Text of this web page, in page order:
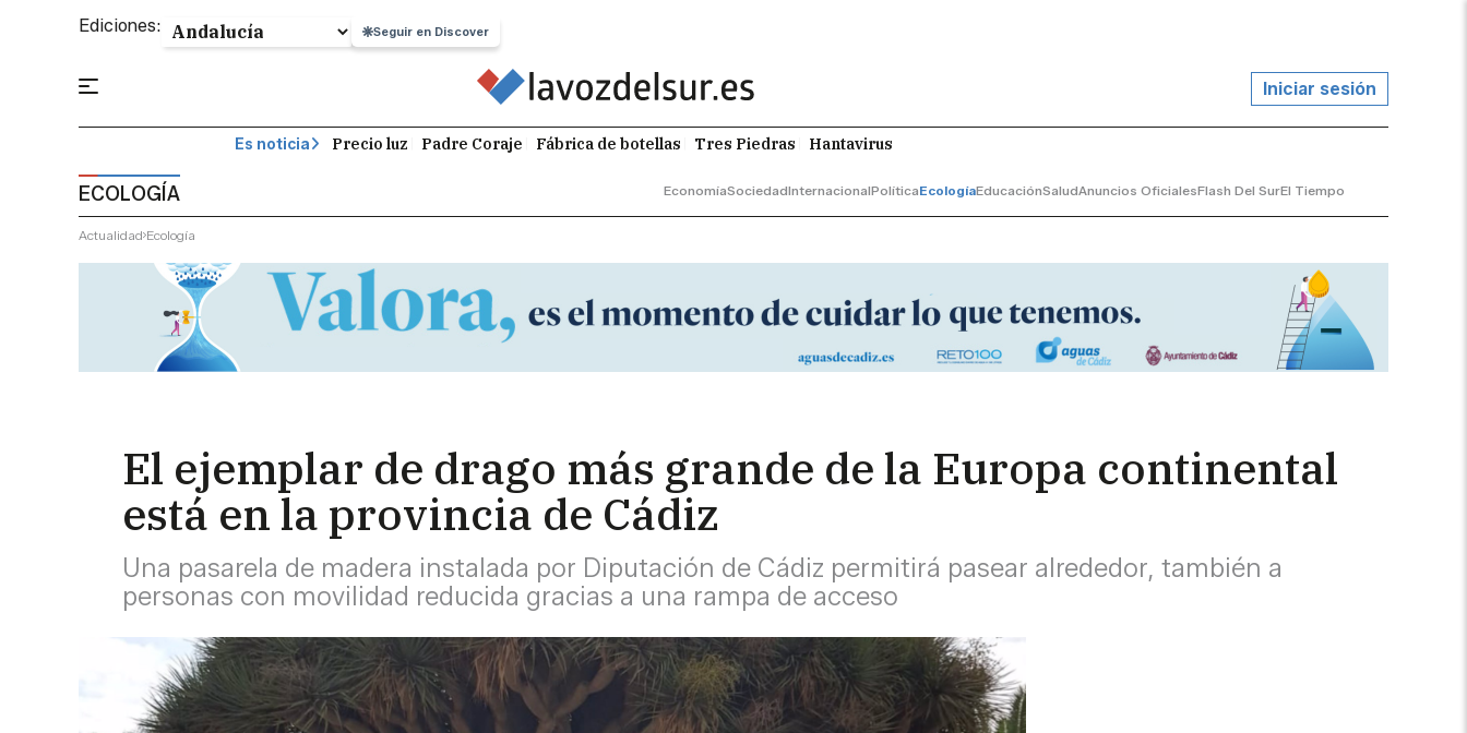
Ediciones: Seguir en Discover
Iniciar sesión
Es noticia Precio luz Padre Coraje Fábrica de botellas Tres Piedras Hantavirus
ECOLOGÍA EconomíaSociedadInternacionalPolíticaEcologíaEducaciónSaludAnuncios OficialesFlash Del SurEl Tiempo
Actualidad Ecología
El ejemplar de drago más grande de la Europa continental
está en la provincia de Cádiz
Una pasarela de madera instalada por Diputación de Cádiz permitirá pasear alrededor, también a
personas con movilidad reducida gracias a una rampa de acceso